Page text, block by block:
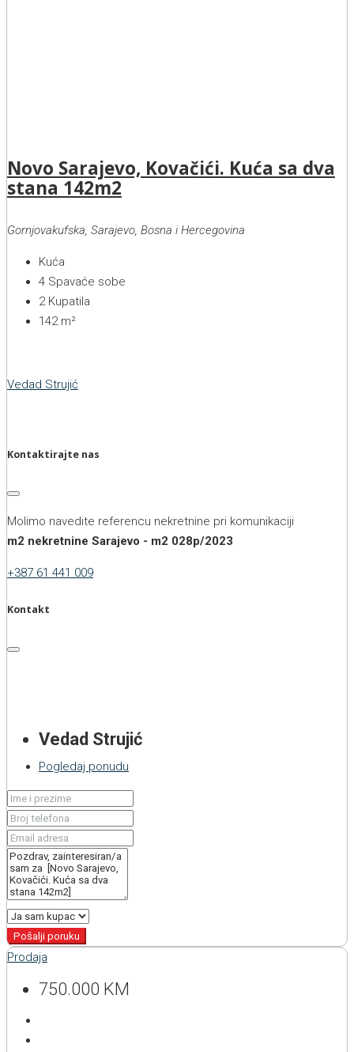
Novo Sarajevo, Kovačići. Kuća sa dva
stana 142m2
Gornjovakufska, Sarajevo, Bosna i Hercegovina
Kuća
4 Spavaće sobe
2 Kupatila
142 m²
Vedad Strujić
Kontaktirajte nas
Molimo navedite referencu nekretnine pri komunikaciji
m2 nekretnine Sarajevo - m2 028p/2023
+387 61 441 009
Kontakt
Vedad Strujić
Pogledaj ponudu
Pošalji poruku
Prodaja
750.000 KM